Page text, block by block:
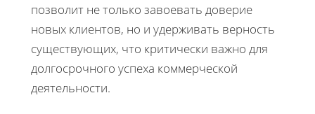
позволит не только завоевать доверие
новых клиентов, но и удерживать верность
существующих, что критически важно для
долгосрочного успеха коммерческой
деятельности.